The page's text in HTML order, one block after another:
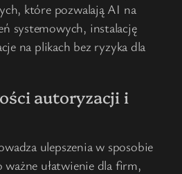
które pozwalają AI na
systemowych, instalację
na plikach bez ryzyka dla
autoryzacji i
ulepszenia w sposobie
ułatwienie dla firm,